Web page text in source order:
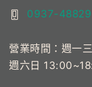
0937-
營業時間：週一
週六日